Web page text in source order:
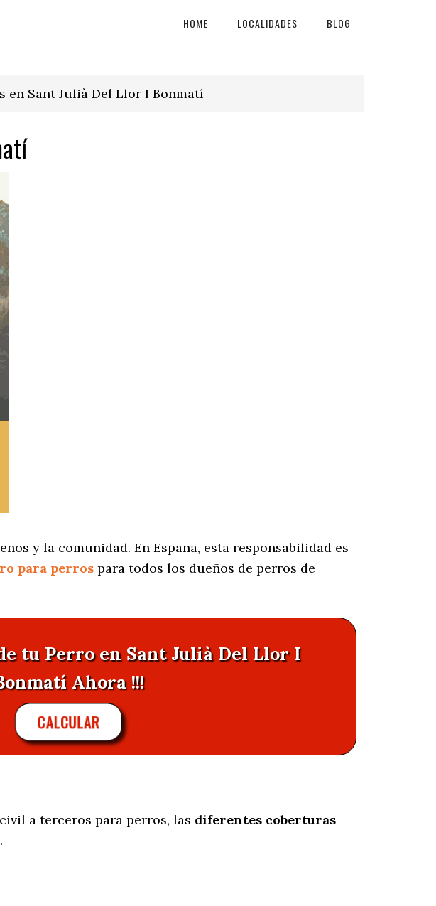
HOME LOCALIDADES BLOG
en Sant Julià Del Llor I Bonmatí
y la comunidad. En España, esta responsabilidad es
para perros para todos los dueños de perros de
tu Perro en Sant Julià Del Llor I
Ahora !!!
CALCULAR
a terceros para perros, las diferentes coberturas